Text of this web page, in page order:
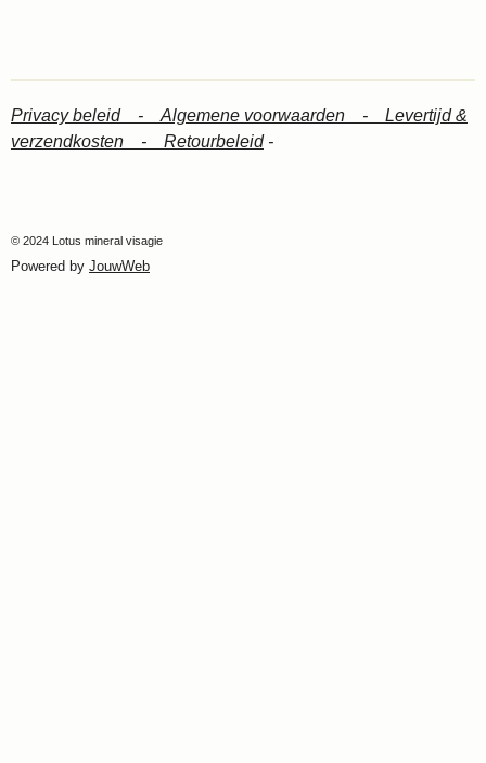
Privacy beleid - Algemene voorwaarden - Levertijd &
verzendkosten - Retourbeleid-
© 2024 Lotus mineral visagie
Powered by JouwWeb